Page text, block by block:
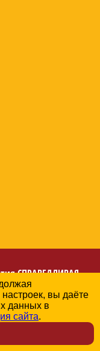
СПРАВЕДЛИВАЯ
Республике
данных
вы даёте
данных в
сайта.